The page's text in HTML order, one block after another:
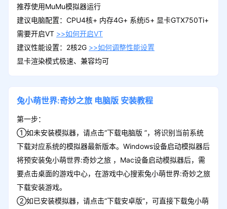
推荐使用MuMu模拟器运行
建议电脑配置：CPU4核+ 内存4G+ 系统i5+ 显卡GTX750Ti+
需要开启VT >>如何开启VT
建议性能设置：2核2G >>如何调整性能设置
显卡渲染模式极速、兼容均可
兔小萌世界:奇妙之旅 电脑版 安装教程
第一步：
①如未安装模拟器，请点击“下载电脑版 ”，将识别当前系统
下载对应系统的模拟器最新版本。Windows设备启动模拟器后
将预安装兔小萌世界:奇妙之旅 ，Mac设备启动模拟器后，需
要点击桌面的游戏中心，在游戏中心搜索兔小萌世界:奇妙之旅
下载安装游戏。
②如已安装模拟器，请点击“下载安卓版”，可直接下载兔小萌